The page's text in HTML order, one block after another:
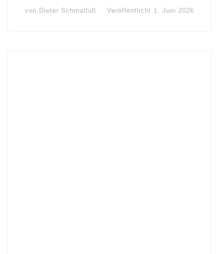
von Dieter Schmalfuß Veröffentlicht 1. Juni 2026